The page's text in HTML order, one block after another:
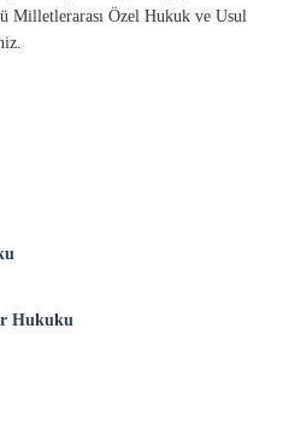
Milletlerarası Özel Hukuk ve Usul
Hukuku